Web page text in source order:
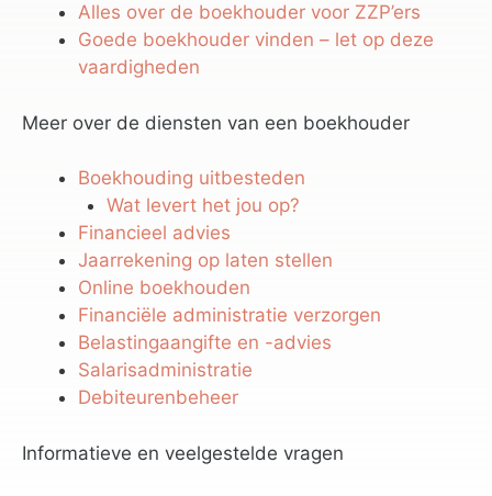
Alles over de boekhouder voor ZZP’ers
Goede boekhouder vinden – let op deze
vaardigheden
Meer over de diensten van een boekhouder
Boekhouding uitbesteden
Wat levert het jou op?
Financieel advies
Jaarrekening op laten stellen
Online boekhouden
Financiële administratie verzorgen
Belastingaangifte en -advies
Salarisadministratie
Debiteurenbeheer
Informatieve en veelgestelde vragen